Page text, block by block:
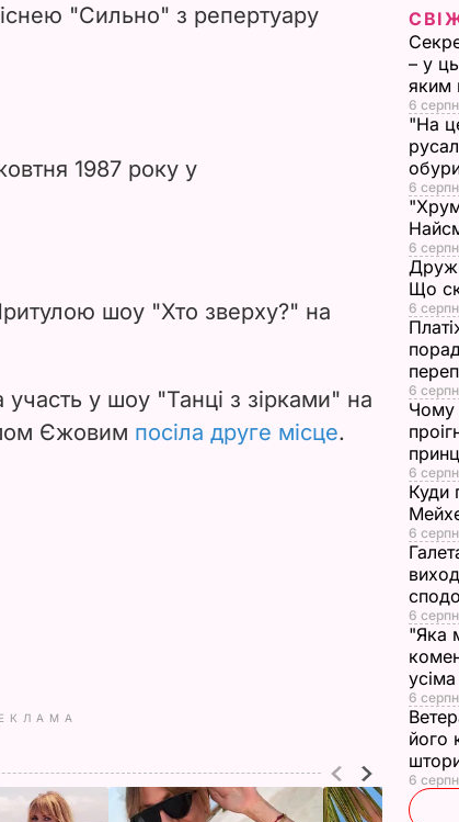
d
"Сильно" з репертуару
1987 року у
шоу "Хто зверху?" на
у шоу "Танці з зірками" на
Єжовим посіла друге місце.
– у
яким
6
"На
6
6
Що
6
6
Чому
6
Куди
6
6
"Яка
усіма
6
його
6